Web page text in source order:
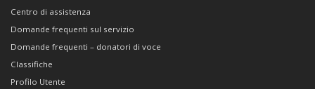
Centro di assistenza
Domande frequenti sul servizio
Domande frequenti – donatori di voce
Classifiche
Profilo Utente